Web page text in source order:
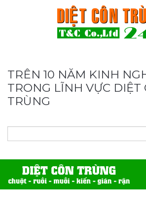
TRÊN 10 NĂM KINH
TRONG LĨNH VỰC DIỆT
TRÙNG